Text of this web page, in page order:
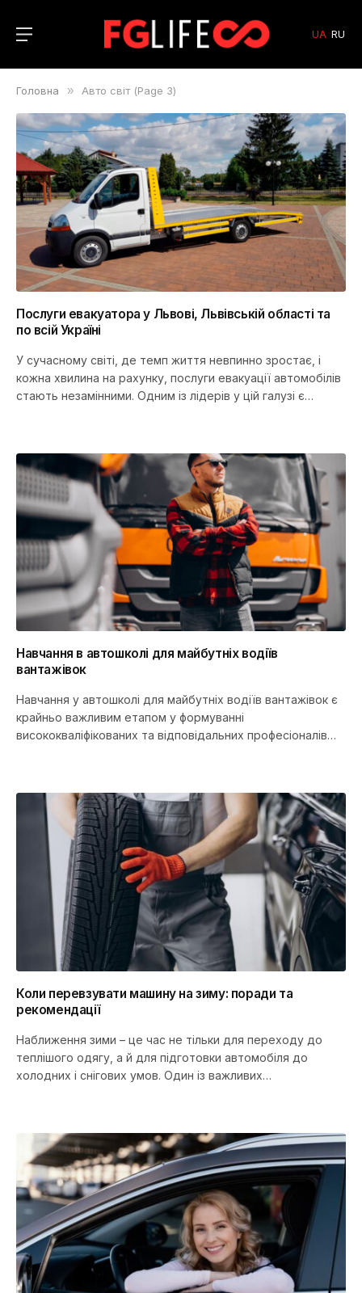
UA RU
Головна » Авто світ (Page 3)
Послуги евакуатора у Львові, Львівській області та
по всій Україні
У сучасному світі, де темп життя невпинно зростає, і
кожна хвилина на рахунку, послуги евакуації автомобілів
стають незамінними. Одним із лідерів у цій галузі є…
Навчання в автошколі для майбутніх водіїв
вантажівок
Навчання у автошколі для майбутніх водіїв вантажівок є
крайньо важливим етапом у формуванні
висококваліфікованих та відповідальних професіоналів
Коли перевзувати машину на зиму: поради та
рекомендації
Наближення зими – це час не тільки для переходу до
теплішого одягу, а й для підготовки автомобіля до
холодних і снігових умов. Один із важливих…